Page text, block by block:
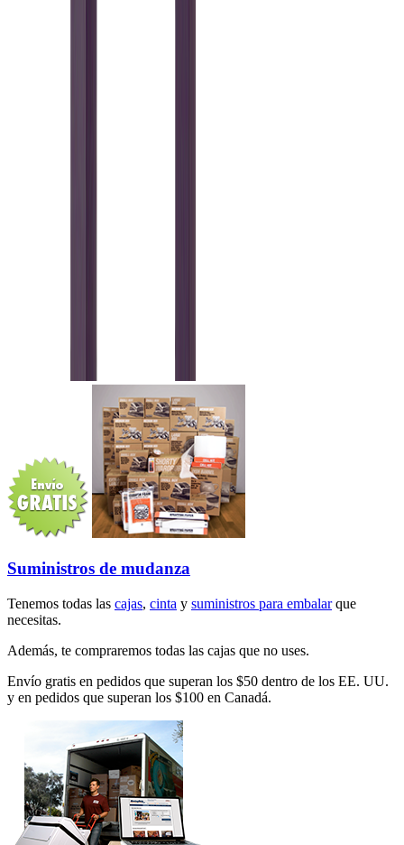
Suministros de mudanza
Tenemos todas las cajas, cinta y suministros para embalarque
necesitas.
Además, te compraremos todas las cajas que no uses.
Envío gratis en pedidos que superan los $50 dentro de los EE. UU.
y en pedidos que superan los $100 en Canadá.